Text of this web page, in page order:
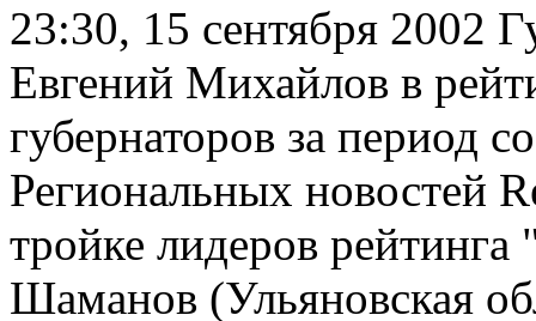
23:30, 15 сентября 2002
Евгений Михайлов в
губернаторов за период
Региональных новостей
тройке лидеров
Шаманов (Ульяновская